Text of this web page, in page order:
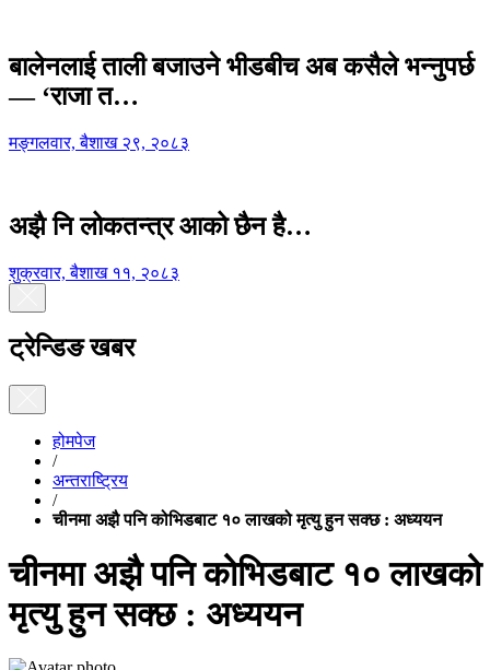
बालेनलाई ताली बजाउने भीडबीच अब कसैले भन्नुपर्छ
— ‘राजा त…
मङ्गलवार, बैशाख २९, २०८३
अझै नि लोकतन्त्र आको छैन है…
शुक्रवार, बैशाख ११, २०८३
ट्रेन्डिङ खबर
होमपेज
/
अन्तराष्ट्रिय
/
चीनमा अझै पनि कोभिडबाट १० लाखको मृत्यु हुन सक्छ : अध्ययन
चीनमा अझै पनि कोभिडबाट १० लाखको
मृत्यु हुन सक्छ : अध्ययन